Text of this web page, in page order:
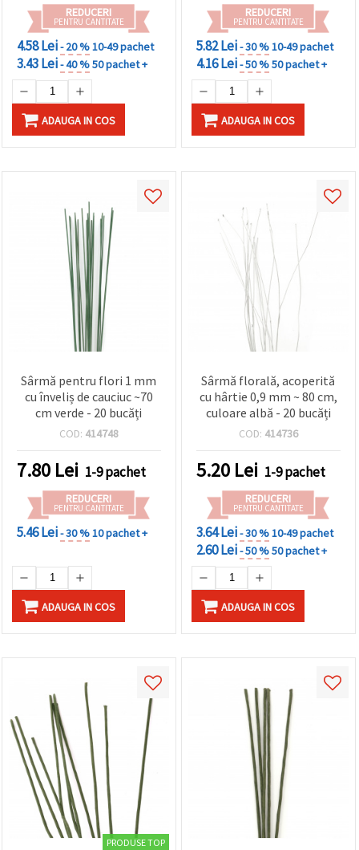
REDUCERI
PENTRU CANTITATE
4.58 Lei- 20 %10-49 pachet
3.43 Lei- 40 %50 pachet +
ADAUGA IN COS
REDUCERI
PENTRU CANTITATE
5.82 Lei- 30 %10-49 pachet
4.16 Lei- 50 %50 pachet +
ADAUGA IN COS
Sârmă pentru flori 1 mm
cu înveliș de cauciuc ~70
cm verde - 20 bucăți
COD: 414748
7.80 Lei 1-9 pachet
REDUCERI
PENTRU CANTITATE
5.46 Lei- 30 %10 pachet +
ADAUGA IN COS
Sârmă florală, acoperită
cu hârtie 0,9 mm ~ 80 cm,
culoare albă - 20 bucăți
COD: 414736
5.20 Lei 1-9 pachet
REDUCERI
PENTRU CANTITATE
3.64 Lei- 30 %10-49 pachet
2.60 Lei- 50 %50 pachet +
ADAUGA IN COS
PRODUSE TOP